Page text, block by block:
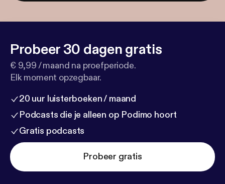
Probeer 30 dagen gratis
€ 9,99 / maand na proefperiode.
Elk moment opzegbaar.
20 uur luisterboeken / maand
Podcasts die je alleen op Podimo hoort
Gratis podcasts
Probeer gratis